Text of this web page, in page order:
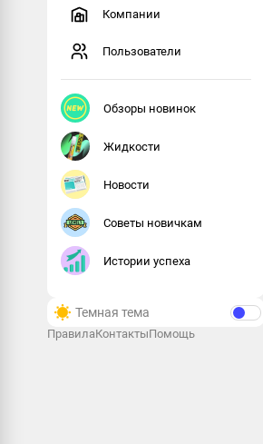
Компании
Пользователи
Обзоры новинок
Жидкости
Новости
Советы новичкам
Истории успеха
Темная тема
ПравилаКонтактыПомощь